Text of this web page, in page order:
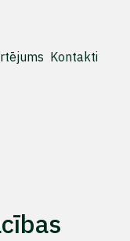
Kontakti